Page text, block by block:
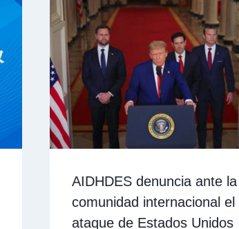
AIDHDES denuncia ante la
comunidad internacional el
ataque de Estados Unidos